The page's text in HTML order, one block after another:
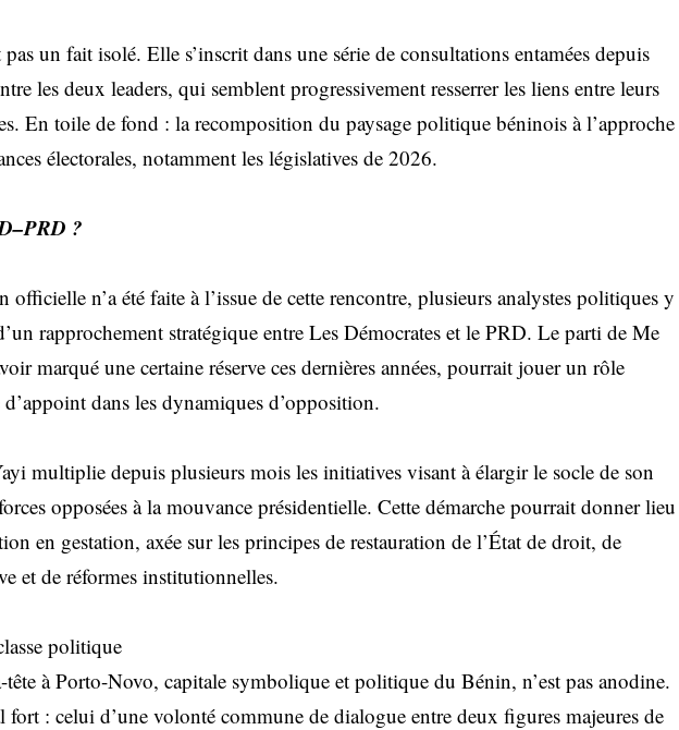
pas un fait isolé. Elle s’inscrit dans une série de consultations entamées depuis
les deux leaders, qui semblent progressivement resserrer les liens entre leurs
En toile de fond : la recomposition du paysage politique béninois à l’approche
électorales, notamment les législatives de 2026.
?
officielle n’a été faite à l’issue de cette rencontre, plusieurs analystes politiques y
rapprochement stratégique entre Les Démocrates et le PRD. Le parti de Me
marqué une certaine réserve ces dernières années, pourrait jouer un rôle
dans les dynamiques d’opposition.
multiplie depuis plusieurs mois les initiatives visant à élargir le socle de son
opposées à la mouvance présidentielle. Cette démarche pourrait donner lieu
en gestation, axée sur les principes de restauration de l’État de droit, de
et de réformes institutionnelles.
politique
tête à Porto-Novo, capitale symbolique et politique du Bénin, n’est pas anodine.
fort : celui d’une volonté commune de dialogue entre deux figures majeures de